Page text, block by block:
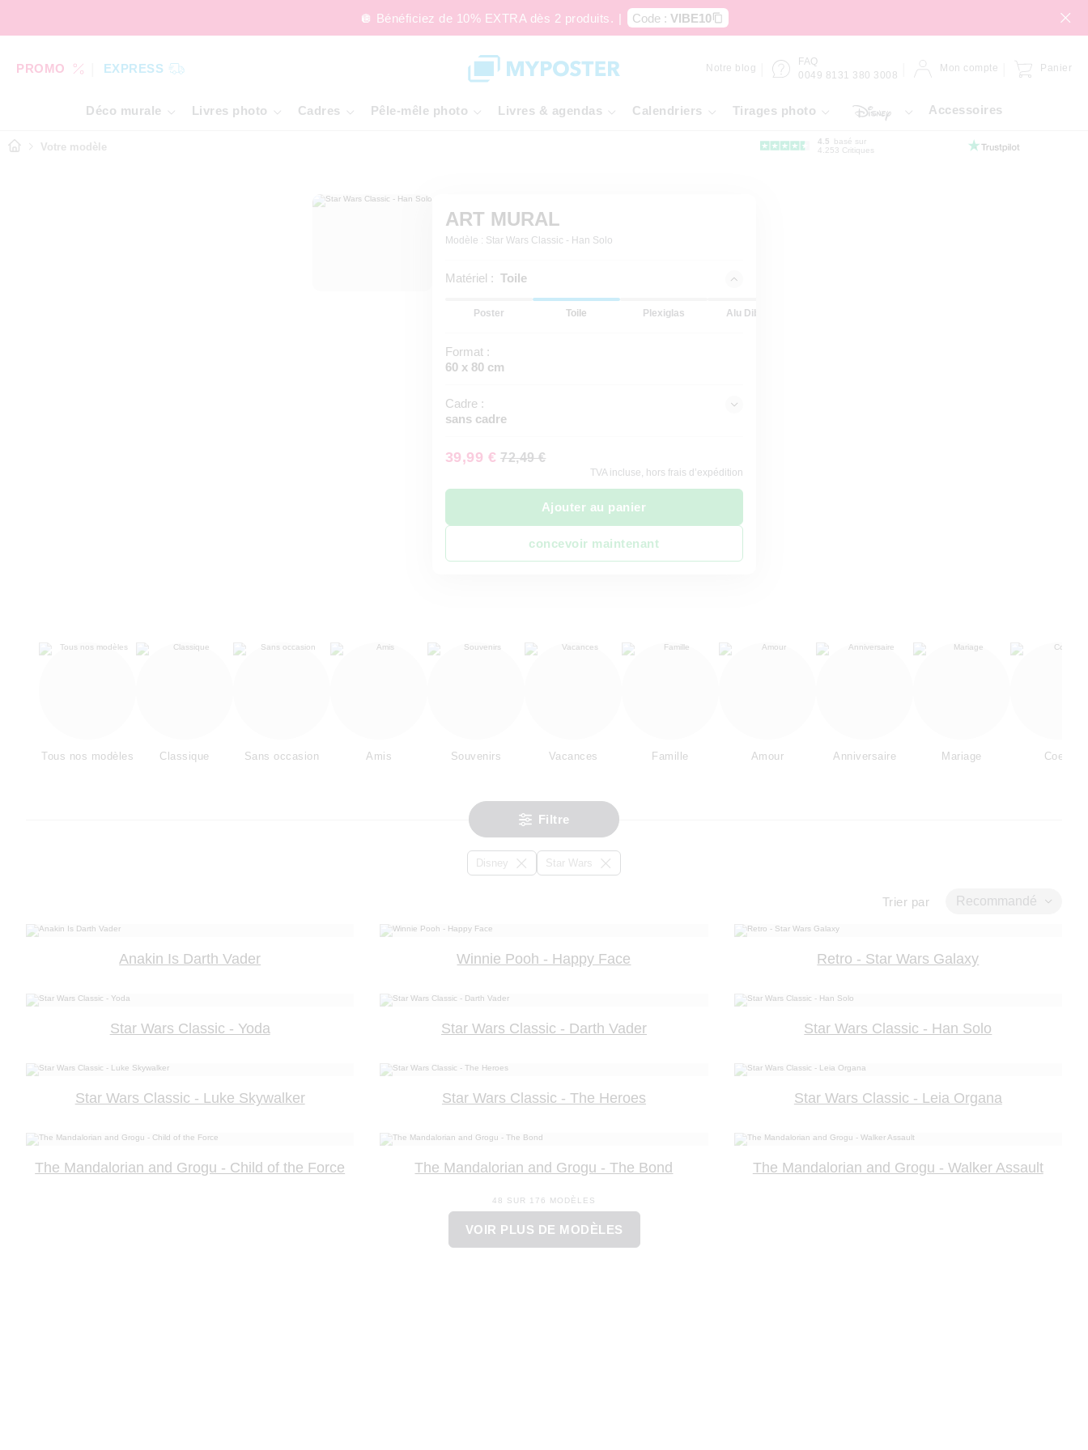
🪩 Bénéficiez de 10% EXTRA dès 2 produits. | Code : VIBE10
PROMO EXPRESS Notre blog
FAQ
0049 8131 380 3008
Mon compte Panier
Déco murale Livres photo Cadres Pêle-mêle photo Livres & agendas Calendriers Tirages photo Accessoires
Votre modèle 4.5
basé sur
4.253 Critiques
ART MURAL
Modèle : Star Wars Classic - Han Solo
Matériel : Toile
Poster Toile Plexiglas Alu Dibond
Format :
60 x 80 cm
Cadre :
sans cadre
39,99 € 72,49 €
TVA incluse, hors frais d’expédition
Ajouter au panier
concevoir maintenant
Tous nos modèles Classique Sans occasion Amis Souvenirs Vacances Famille Amour Anniversaire Mariage Coeur
Filtre
Disney Star Wars
Trier par Recommandé
Anakin Is Darth Vader Winnie Pooh - Happy Face Retro - Star Wars Galaxy
Star Wars Classic - Yoda Star Wars Classic - Darth Vader Star Wars Classic - Han Solo
Star Wars Classic - Luke Skywalker Star Wars Classic - The Heroes Star Wars Classic - Leia Organa
The Mandalorian and Grogu - Child of the Force The Mandalorian and Grogu - The Bond The Mandalorian and Grogu - Walker Assault
48 SUR 176 MODÈLES
VOIR PLUS DE MODÈLES